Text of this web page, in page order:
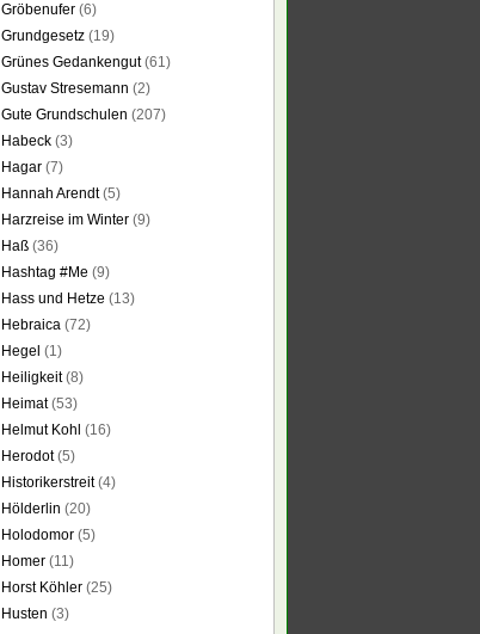
Gröbenufer (6)
Grundgesetz (19)
Grünes Gedankengut(61)
Gustav Stresemann (2)
Gute Grundschulen (207)
Habeck (3)
Hagar (7)
Hannah Arendt(5)
Harzreise im Winter (9)
Haß (36)
Hashtag #Me (9)
Hass und Hetze (13)
Hebraica (72)
Hegel (1)
Heiligkeit(8)
Heimat(53)
Helmut Kohl (16)
Herodot(5)
Historikerstreit(4)
Hölderlin (20)
Holodomor (5)
Homer (11)
Horst Köhler (25)
Husten (3)